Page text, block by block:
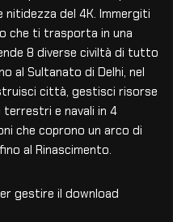
del 4K. Immergiti
che ti trasporta in una
8 diverse civiltà di tutto
al Sultanato di Delhi, nel
città, gestisci risorse
e navali in 4
che coprono un arco di
al Rinascimento.
gestire il download